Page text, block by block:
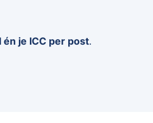
én je ICC per post.